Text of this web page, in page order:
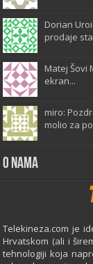
Dorian
prodaje
Matej Šovi
ekran...
miro:
molio za
O Nama
Telekineza.com je
Hrvatskom (ali i
tehnologiji koja